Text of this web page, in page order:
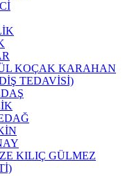
KOÇAK KARAHAN
TEDAVİSİ)
KILIÇ GÜLMEZ